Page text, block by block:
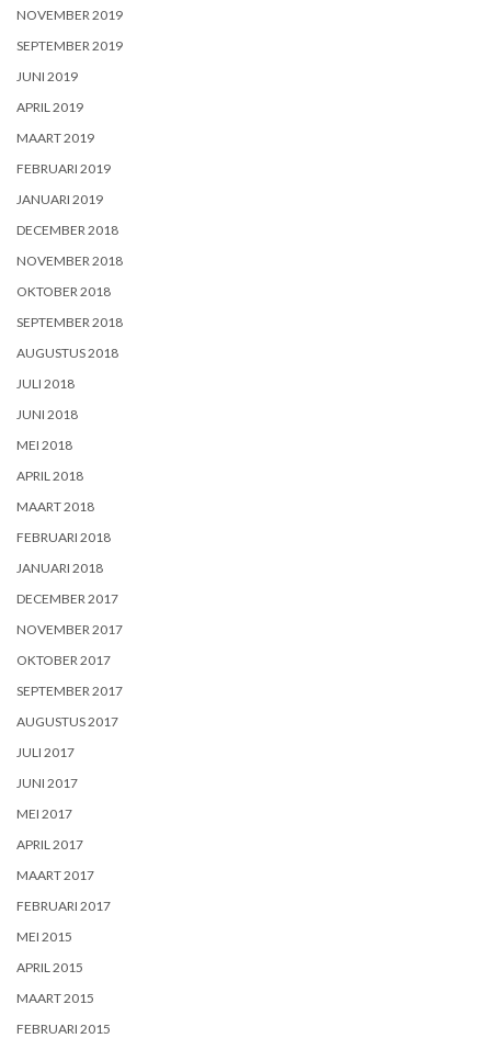
NOVEMBER 2019
SEPTEMBER 2019
JUNI 2019
APRIL 2019
MAART 2019
FEBRUARI 2019
JANUARI 2019
DECEMBER 2018
NOVEMBER 2018
OKTOBER 2018
SEPTEMBER 2018
AUGUSTUS 2018
JULI 2018
JUNI 2018
MEI 2018
APRIL 2018
MAART 2018
FEBRUARI 2018
JANUARI 2018
DECEMBER 2017
NOVEMBER 2017
OKTOBER 2017
SEPTEMBER 2017
AUGUSTUS 2017
JULI 2017
JUNI 2017
MEI 2017
APRIL 2017
MAART 2017
FEBRUARI 2017
MEI 2015
APRIL 2015
MAART 2015
FEBRUARI 2015